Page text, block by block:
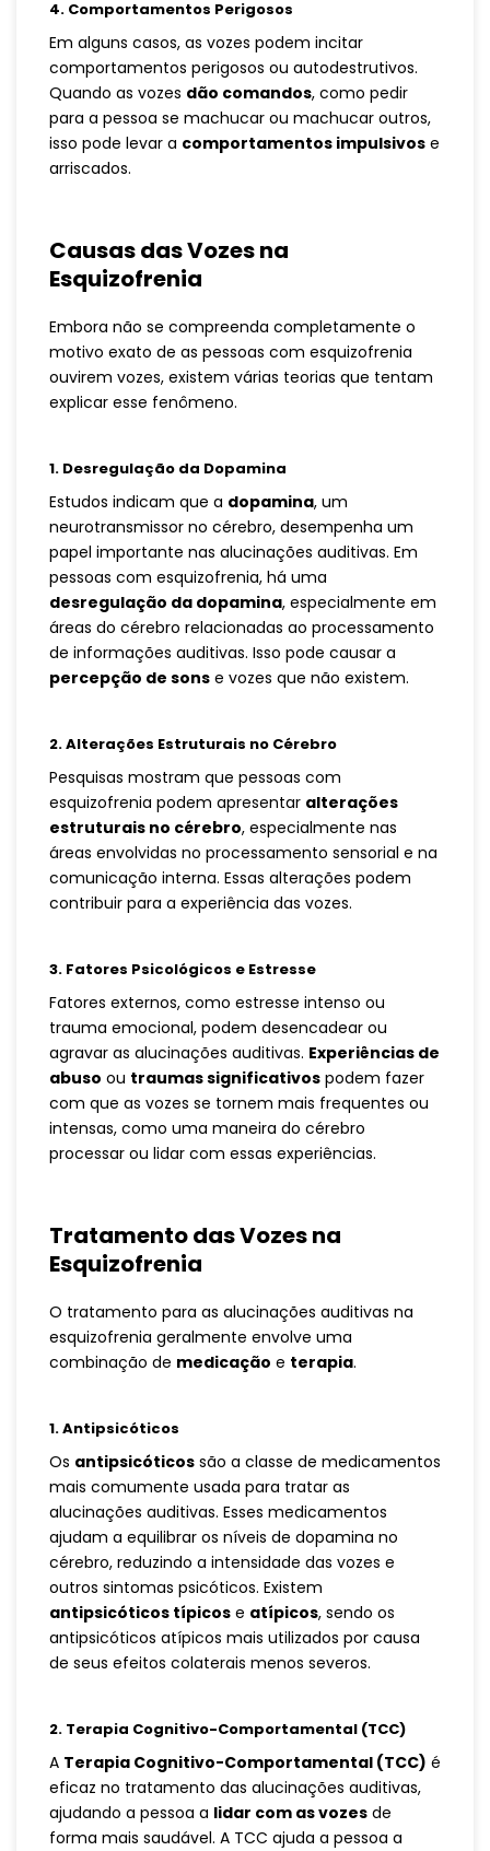
4. Comportamentos Perigosos
Em alguns casos, as vozes podem incitar
comportamentos perigosos ou autodestrutivos.
Quando as vozes dão comandos, como pedir
para a pessoa se machucar ou machucar outros,
isso pode levar a comportamentos impulsivos e
arriscados.
Causas das Vozes na
Esquizofrenia
Embora não se compreenda completamente o
motivo exato de as pessoas com esquizofrenia
ouvirem vozes, existem várias teorias que tentam
explicar esse fenômeno.
1. Desregulação da Dopamina
Estudos indicam que a dopamina, um
neurotransmissor no cérebro, desempenha um
papel importante nas alucinações auditivas. Em
pessoas com esquizofrenia, há uma
desregulação da dopamina, especialmente em
áreas do cérebro relacionadas ao processamento
de informações auditivas. Isso pode causar a
percepção de sons e vozes que não existem.
2.Alterações Estruturais no Cérebro
Pesquisas mostram que pessoas com
esquizofrenia podem apresentar alterações
estruturais no cérebro, especialmente nas
áreas envolvidas no processamento sensorial e na
comunicação interna. Essas alterações podem
contribuir para a experiência das vozes.
3. Fatores Psicológicos e Estresse
Fatores externos, como estresse intenso ou
trauma emocional, podem desencadear ou
agravar as alucinações auditivas. Experiências de
abuso ou traumas significativos podem fazer
com que as vozes se tornem mais frequentes ou
intensas, como uma maneira do cérebro
processar ou lidar com essas experiências.
Tratamento das Vozes na
Esquizofrenia
O tratamento para as alucinações auditivas na
esquizofrenia geralmente envolve uma
combinação de medicação e terapia.
1.Antipsicóticos
Os antipsicóticos são a classe de medicamentos
mais comumente usada para tratar as
alucinações auditivas. Esses medicamentos
ajudam a equilibrar os níveis de dopamina no
cérebro, reduzindo a intensidade das vozes e
outros sintomas psicóticos. Existem
antipsicóticos típicos e atípicos, sendo os
antipsicóticos atípicos mais utilizados por causa
de seus efeitos colaterais menos severos.
2. Terapia Cognitivo-Comportamental (TCC)
A Terapia Cognitivo-Comportamental (TCC) é
eficaz no tratamento das alucinações auditivas,
ajudando a pessoa a lidar com as vozes de
forma mais saudável. A TCC ajuda a pessoa a